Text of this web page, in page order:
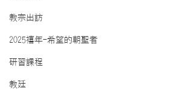
教宗出訪
2025禧年-希望的朝聖者
研習課程
教廷